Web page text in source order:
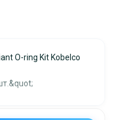
O-ring Kit Kobelco